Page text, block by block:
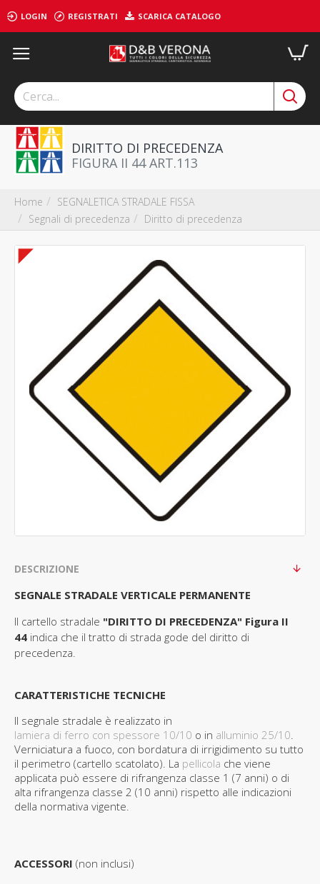
LOGIN REGISTRATI SCARICA CATALOGO
Home
SEGNALETICA STRADALE FISSA
Segnali di precedenza
Diritto di precedenza
DIRITTO DI PRECEDENZA
FIGURA II 44 ART.113
DESCRIZIONE
SEGNALE STRADALE VERTICALE PERMANENTE
Il cartello stradale "DIRITTO DI PRECEDENZA" Figura II
44 indica che il tratto di strada gode del diritto di
precedenza.
CARATTERISTICHE TECNICHE
Il segnale stradale è realizzato in
lamiera di ferro con spessore 10/10 o in alluminio 25/10.
Verniciatura a fuoco, con bordatura di irrigidimento su tutto
il perimetro (cartello scatolato). La pellicola che viene
applicata può essere di rifrangenza classe 1 (7 anni) o di
alta rifrangenza classe 2 (10 anni) rispetto alle indicazioni
della normativa vigente.
ACCESSORI (non inclusi)